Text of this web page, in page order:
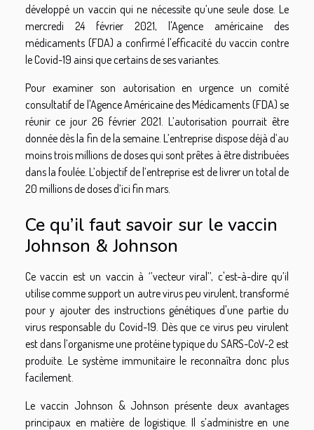
développé un vaccin qui ne nécessite qu’une seule dose. Le
mercredi 24 février 2021, l'Agence américaine des
médicaments (FDA) a confirmé l'efficacité du vaccin contre
le Covid-19 ainsi que certains de ses variantes.
Pour examiner son autorisation en urgence un comité
consultatif de l'Agence Américaine des Médicaments (FDA) se
réunir ce jour 26 février 2021. L’autorisation pourrait être
donnée dès la fin de la semaine. L’entreprise dispose déjà d’au
moins trois millions de doses qui sont prêtes à être distribuées
dans la foulée. L’objectif de l’entreprise est de livrer un total de
20 millions de doses d’ici fin mars.
Ce qu’il faut savoir sur le vaccin
Johnson & Johnson
Ce vaccin est un vaccin à ‘’vecteur viral’’, c'est-à-dire qu’il
utilise comme support un autre virus peu virulent, transformé
pour y ajouter des instructions génétiques d'une partie du
virus responsable du Covid-19. Dès que ce virus peu virulent
est dans l’organisme une protéine typique du SARS-CoV-2 est
produite. Le système immunitaire le reconnaîtra donc plus
facilement.
Le vaccin Johnson & Johnson présente deux avantages
principaux en matière de logistique. Il s’administre en une